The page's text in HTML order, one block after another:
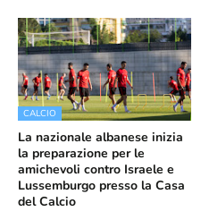
CALCIO
La nazionale albanese inizia
la preparazione per le
amichevoli contro Israele e
Lussemburgo presso la Casa
del Calcio